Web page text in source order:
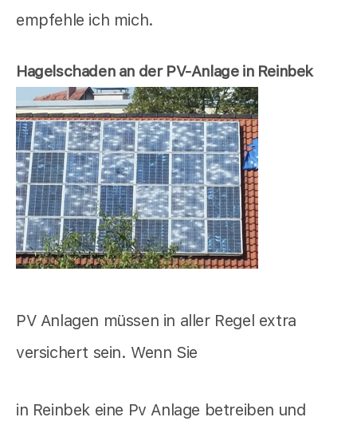
empfehle ich mich.
Hagelschaden an der PV-Anlage in Reinbek
PV Anlagen müssen in aller Regel extra
versichert sein. Wenn Sie
in Reinbek eine Pv Anlage betreiben und